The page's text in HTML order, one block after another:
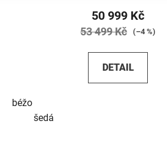
béžová
50 999 Kč
53 499 Kč (–4 %)
DETAIL
šedá